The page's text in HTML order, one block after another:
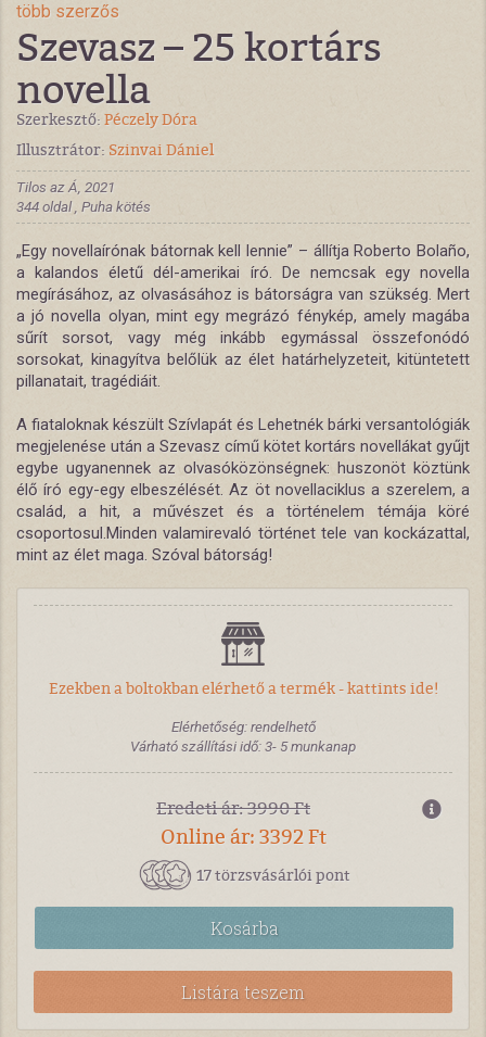
több szerzős
Szevasz – 25 kortárs
novella
Szerkesztő: Péczely Dóra
Illusztrátor: Szinvai Dániel
Tilos az Á, 2021
344 oldal , Puha kötés
„Egy novellaírónak bátornak kell lennie” – állítja Roberto Bolaño,
a kalandos életű dél-amerikai író. De nemcsak egy novella
megírásához, az olvasásához is bátorságra van szükség. Mert
a jó novella olyan, mint egy megrázó fénykép, amely magába
sűrít sorsot, vagy még inkább egymással összefonódó
sorsokat, kinagyítva belőlük az élet határhelyzeteit, kitüntetett
pillanatait, tragédiáit.
A fiataloknak készült Szívlapát és Lehetnék bárki versantológiák
megjelenése után a Szevasz című kötet kortárs novellákat gyűjt
egybe ugyanennek az olvasóközönségnek: huszonöt köztünk
élő író egy-egy elbeszélését. Az öt novellaciklus a szerelem, a
család, a hit, a művészet és a történelem témája köré
csoportosul.Minden valamirevaló történet tele van kockázattal,
mint az élet maga. Szóval bátorság!
Ezekben a boltokban elérhető a termék - kattints ide!
Elérhetőség: rendelhető
Várható szállítási idő: 3- 5 munkanap
Eredeti ár: 3990 Ft
Online ár: 3392 Ft
17 törzsvásárlói pont
Kosárba
Listára teszem